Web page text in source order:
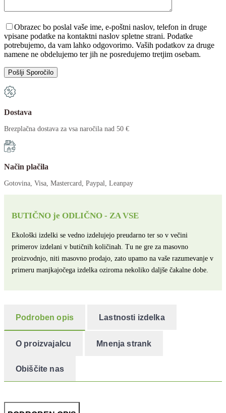
Obrazec bo poslal vaše ime, e-poštni naslov, telefon in druge
vpisane podatke na kontaktni naslov spletne strani. Podatke
potrebujemo, da vam lahko odgovorimo. Vaših podatkov za druge
namene ne obdelujemo ter jih ne posredujemo tretjim osebam.
Dostava
Brezplačna dostava za vsa naročila nad 50 €
Način plačila
Gotovina, Visa, Mastercard, Paypal, Leanpay
BUTIČNO je ODLIČNO - ZA VSE
Ekološki izdelki se vedno izdelujejo preudarno ter so v večini
primerov izdelani v butičnih količinah. Tu ne gre za masovno
proizvodnjo, niti masovno prodajo, zato upamo na vaše razumevanje v
primeru manjkajočega izdelka oziroma nekoliko daljše čakalne dobe.
Podroben opis Lastnosti izdelka
O proizvajalcu Mnenja strank
Obiščite nas